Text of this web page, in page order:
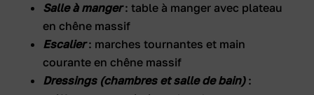
Salle à manger: table à manger avec plateau
en chêne massif
Escalier : marches tournantes et main
courante en chêne massif
Dressings (chambres et salle de bain) :